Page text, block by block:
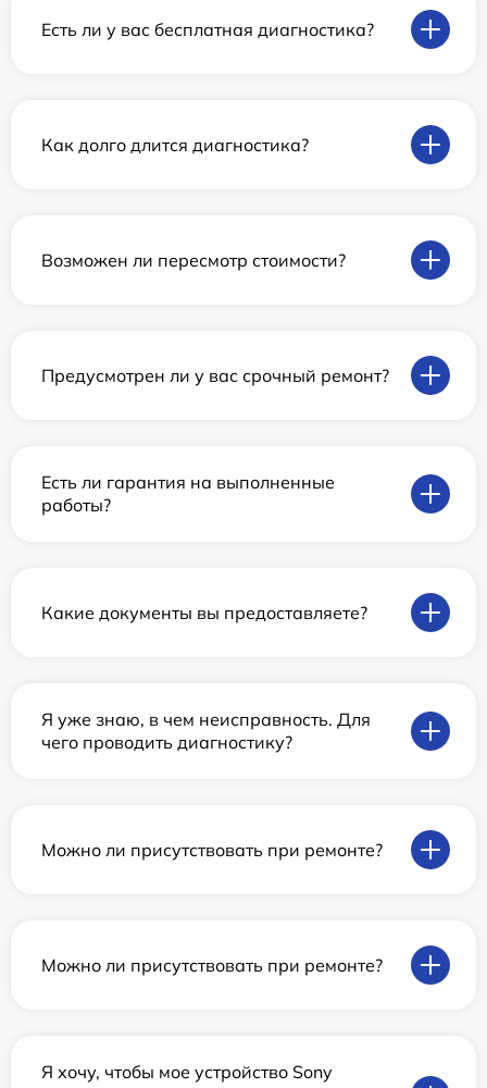
Есть ли у вас бесплатная диагностика?
Как долго длится диагностика?
Возможен ли пересмотр стоимости?
Предусмотрен ли у вас срочный ремонт?
Есть ли гарантия на выполненные
работы?
Какие документы вы предоставляете?
Я уже знаю, в чем неисправность. Для
чего проводить диагностику?
Можно ли присутствовать при ремонте?
Можно ли присутствовать при ремонте?
Я хочу, чтобы мое устройство Sony